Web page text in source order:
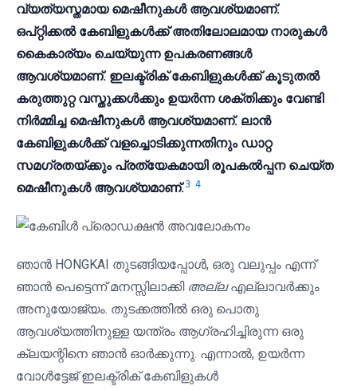
വ്യത്യസ്തമായ മെഷീനുകൾ ആവശ്യമാണ്.
ഒപ്റ്റിക്കൽ കേബിളുകൾക്ക് അതിലോലമായ നാരുകൾ
കൈകാര്യം ചെയ്യുന്ന ഉപകരണങ്ങൾ
ആവശ്യമാണ്. ഇലക്ട്രിക് കേബിളുകൾക്ക് കൂടുതൽ
കരുത്തുറ്റ വസ്തുക്കൾക്കും ഉയർന്ന ശക്തിക്കും വേണ്ടി
നിർമ്മിച്ച മെഷീനുകൾ ആവശ്യമാണ്. ലാൻ
കേബിളുകൾക്ക് വളച്ചൊടിക്കുന്നതിനും ഡാറ്റ
സമഗ്രതയ്ക്കും പ്രത്യേകമായി രൂപകൽപ്പന ചെയ്ത
മെഷീനുകൾ ആവശ്യമാണ്.3 4
ഞാൻ HONGKAI തുടങ്ങിയപ്പോൾ, ഒരു വലുപ്പം എന്ന്
ഞാൻ പെട്ടെന്ന് മനസ്സിലാക്കി അല്ലഎല്ലാവർക്കും
അനുയോജ്യം. തുടക്കത്തിൽ ഒരു പൊതു
ആവശ്യത്തിനുള്ള യന്ത്രം ആഗ്രഹിച്ചിരുന്ന ഒരു
ക്ലയന്റിനെ ഞാൻ ഓർക്കുന്നു. എന്നാൽ, ഉയർന്ന
വോൾട്ടേജ് ഇലക്ട്രിക് കേബിളുകൾ